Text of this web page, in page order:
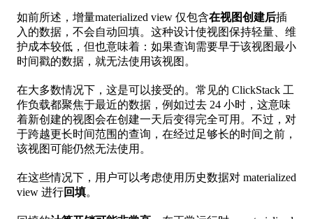
如前所述，增量materialized view 仅包含在视图创建后插
入的数据，不会自动回填。这种设计使视图保持轻量、维
护成本较低，但也意味着：如果查询需要早于该视图最小
时间戳的数据，就无法使用该视图。
在大多数情况下，这是可以接受的。常见的 ClickStack 工
作负载都聚焦于最近的数据，例如过去 24 小时，这意味
着新创建的视图会在创建一天后变得完全可用。不过，对
于跨越更长时间范围的查询，在经过足够长的时间之前，
该视图可能仍然无法使用。
在这些情况下，用户可以考虑使用历史数据对 materialized
view 进行回填。